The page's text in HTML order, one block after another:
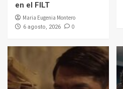
en el FILT
Maria Eugenia Montero
6 agosto, 2026 0